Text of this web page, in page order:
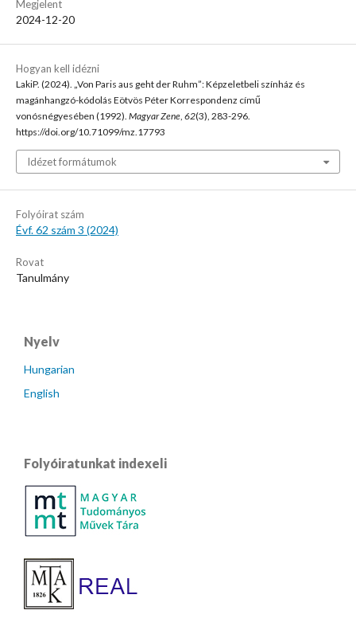
Megjelent
2024-12-20
Hogyan kell idézni
LakiP. (2024). „Von Paris aus geht der Ruhm”: Képzeletbeli színház és
magánhangzó-kódolás Eötvös Péter Korrespondenz című
vonósnégyesében (1992). Magyar Zene 62(3), 283-296.
https://doi.org/10.71099/mz.17793
Idézet formátumok
Folyóirat szám
Évf. 62 szám 3 (2024)
Rovat
Tanulmány
Nyelv
Hungarian
English
Folyóiratunkat indexeli